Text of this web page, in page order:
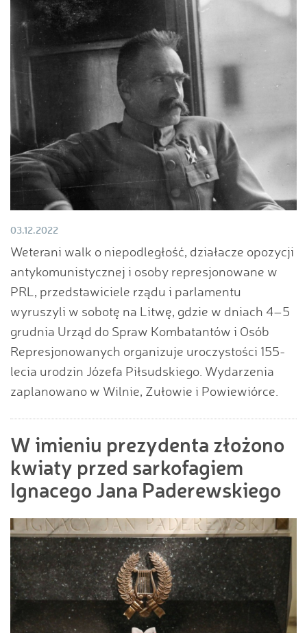
03.12.2022
Weterani walk o niepodległość, działacze opozycji
antykomunistycznej i osoby represjonowane w
PRL, przedstawiciele rządu i parlamentu
wyruszyli w sobotę na Litwę, gdzie w dniach 4–5
grudnia Urząd do Spraw Kombatantów i Osób
Represjonowanych organizuje uroczystości 155-
lecia urodzin Józefa Piłsudskiego. Wydarzenia
zaplanowano w Wilnie, Zułowie i Powiewiórce.
W imieniu prezydenta złożono
kwiaty przed sarkofagiem
Ignacego Jana Paderewskiego